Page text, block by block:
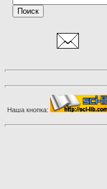
Наша кнопка: